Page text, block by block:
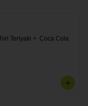
Teriyaki +  Coca Cola